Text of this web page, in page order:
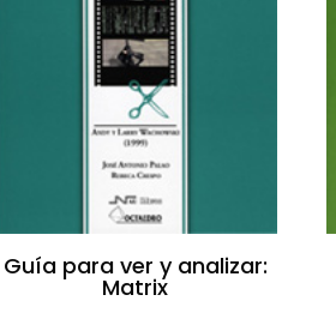
Guía para ver y analizar:
Matrix